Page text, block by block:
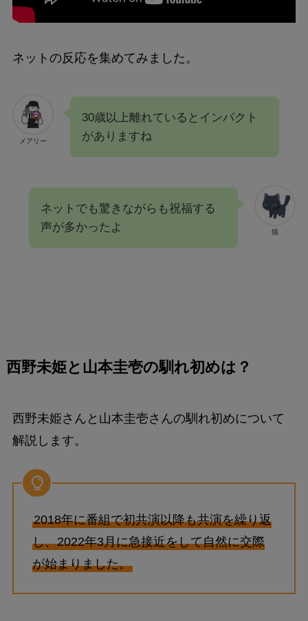
ネットの反応を集めてみました。
メアリー
30歳以上離れているとインパクト
がありますね
猫
ネットでも驚きながらも祝福する
声が多かったよ
西野未姫と山本圭壱の馴れ初めは？
西野未姫さんと山本圭壱さんの馴れ初めについて
解説します。
2018年に番組で初共演以降も共演を繰り返
し、2022年3月に急接近をして自然に交際
が始まりました。